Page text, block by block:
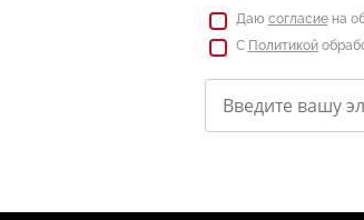
Даю согласиена
С Политикой